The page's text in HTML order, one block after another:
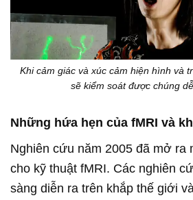
Khi cảm giác và xúc cảm hiện hình và
sẽ kiểm soát được chúng
Những hứa hẹn của fMRI và
Nghiên cứu năm 2005 đã mở ra
cho kỹ thuật fMRI. Các nghiên
sàng diễn ra trên khắp thế giới